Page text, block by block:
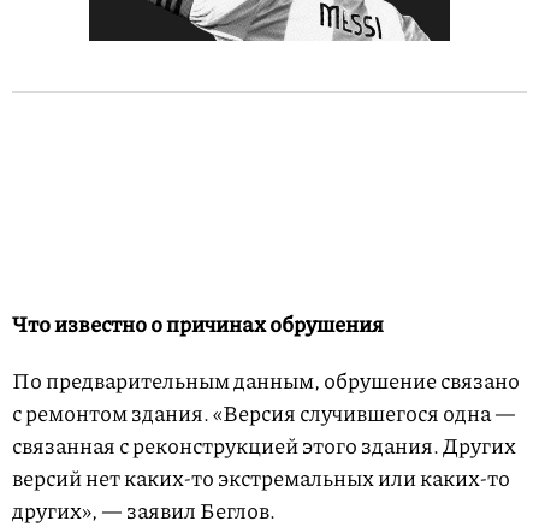
Что известно о причинах обрушения
По предварительным данным, обрушение связано
с ремонтом здания. «Версия случившегося одна —
связанная с реконструкцией этого здания. Других
версий нет каких-то экстремальных или каких-то
других», — заявил Беглов.